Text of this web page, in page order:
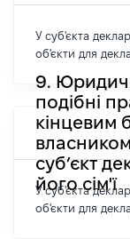
У суб'єкта
об'єкти для
9.
подібні
кінцевим
суб’єкт
його сім'ї
У суб'єкта
об'єкти для